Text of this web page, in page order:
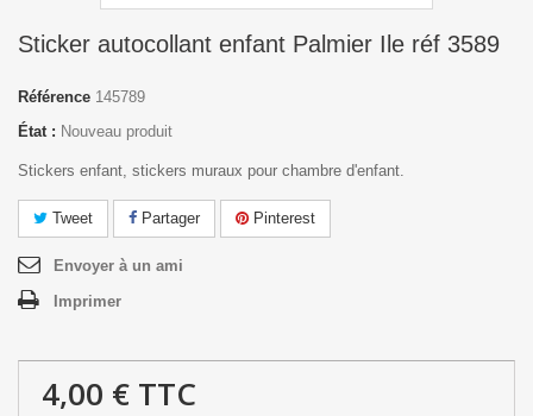
Sticker autocollant enfant Palmier Ile réf 3589
Référence 145789
État : Nouveau produit
Stickers enfant, stickers muraux pour chambre d'enfant.
Tweet Partager Pinterest
Envoyer à un ami
Imprimer
4,00 € TTC